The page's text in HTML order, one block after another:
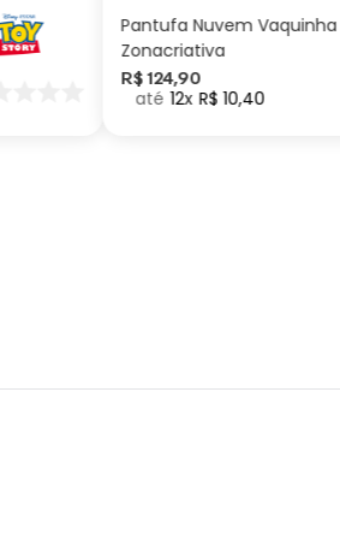
uso de centrifuga e máquina
máxima de lavagem 40°.
Pantufa Nuvem
Zonacriativa
R$ 124,90
12 R$ 10,40